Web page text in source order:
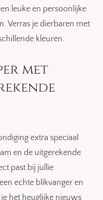
leuke en persoonlijke
Verras je dierbaren met
kleuren.
met
extra speciaal
en de uitgerekende
past bij jullie
echte blikvanger en
het heuglijke nieuws